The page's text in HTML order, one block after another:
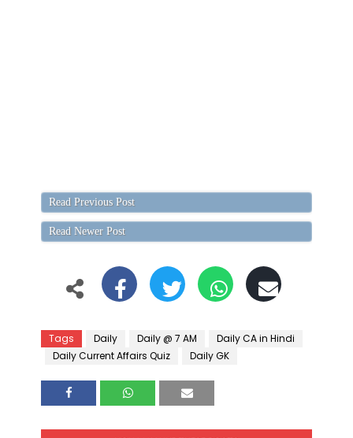
Read Previous Post
Read Newer Post
Tags Daily Daily @ 7 AM
Daily CA in Hindi
Daily Current Affairs Quiz
Daily GK